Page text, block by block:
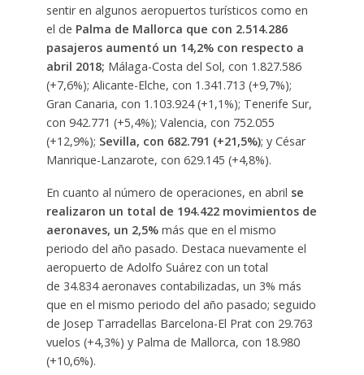
sentir en algunos aeropuertos turísticos como en
el de Palma de Mallorca que con 2.514.286
pasajeros aumentó un 14,2% con respecto a
abril 2018; Málaga-Costa del Sol, con 1.827.586
(+7,6%); Alicante-Elche, con 1.341.713 (+9,7%);
Gran Canaria, con 1.103.924 (+1,1%); Tenerife Sur,
con 942.771 (+5,4%); Valencia, con 752.055
(+12,9%); Sevilla, con 682.791 (+21,5%); y César
Manrique-Lanzarote, con 629.145 (+4,8%).
En cuanto al número de operaciones, en abril se
realizaron un total de 194.422 movimientos de
aeronaves, un 2,5%más que en el mismo
periodo del año pasado. Destaca nuevamente el
aeropuerto de Adolfo Suárez con un total
de 34.834 aeronaves contabilizadas, un 3% más
que en el mismo periodo del año pasado; seguido
de Josep Tarradellas Barcelona-El Prat con 29.763
vuelos (+4,3%) y Palma de Mallorca, con 18.980
(+10,6%).